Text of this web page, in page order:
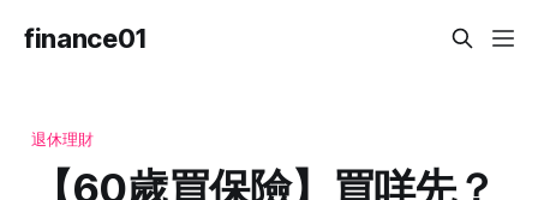
finance01
退休理財
【60歲買保險】買咩先？